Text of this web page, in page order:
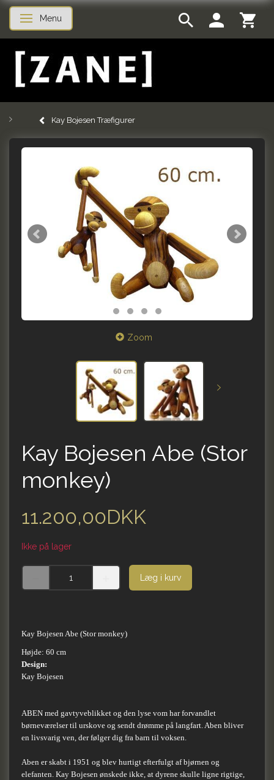
Skifte navigation
Menu
Kay Bojesen Træfigurer
Zoom
Kay Bojesen Abe (Stor
monkey)
11.200,00DKK
Ikke på lager
Læg i kurv
Kay Bojesen Abe (Stor monkey)
Højde: 60 cm
Design:
Kay Bojesen
ABEN med gavtyveblikket og den lyse vom har forvandlet
børneværelser til urskove og sendt drømme på langfart. Aben bliver
en livsvarig ven, der følger dig fra barn til voksen.
Aben er skabt i 1951 og blev hurtigt efterfulgt af bjørnen og
elefanten. Kay Bojesen ønskede ikke, at dyrene skulle ligne rigtige,